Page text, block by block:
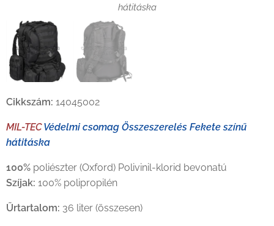
hátitáska
hátitáska
Cikkszám: 14045002
MIL-TEC Védelmi csomag Összeszerelés Fekete színű
hátitáska
100% poliészter (Oxford) Polivinil-klorid bevonatú
Szíjak: 100% polipropilén
Űrtartalom: 36 liter (összesen)